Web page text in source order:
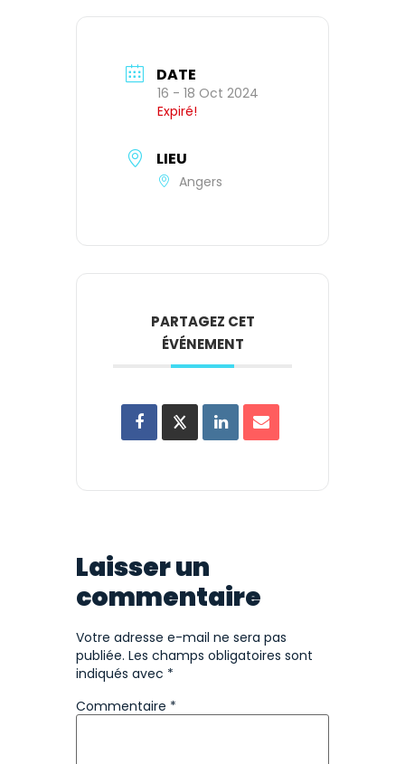
DATE
16 - 18 Oct 2024
Expiré!
LIEU
Angers
PARTAGEZ CET
ÉVÉNEMENT
Laisser un
commentaire
Votre adresse e-mail ne sera pas
publiée. Les champs obligatoires sont
indiqués avec *
Commentaire *